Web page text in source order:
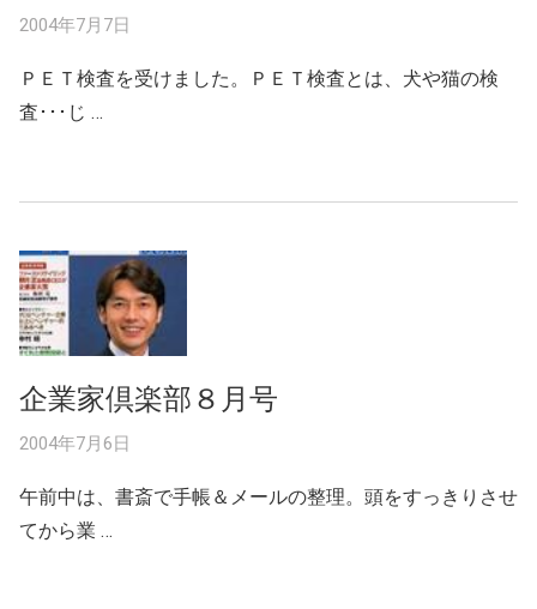
2004年7月7日
ＰＥＴ検査を受けました。ＰＥＴ検査とは、犬や猫の検
査･･･じ …
企業家倶楽部８月号
2004年7月6日
午前中は、書斎で手帳＆メールの整理。頭をすっきりさせ
てから業 …